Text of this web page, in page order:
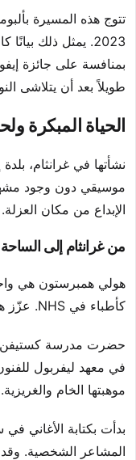
تتوج هذه المسيرة
2023. يمثل ذلك
بمنافسة على جائزة
طويلاً بعد أن يتلاشى
الحياة المبكرة
نشأتها في غرانثام،
موسيقي دون وجود
الإبداع من مكان العزلة.
من غرانثام إلى
هولي همبرستون هي
كأطباء في NHS. عزّز هذا البيئة أخلاقيات العمل القوية.
حضرت مدرسة كستيفن
في معهد ليفربول
موهبتها الخام والغريزية.
بدأت بكتابة الأغاني
المشاعر الشخصية.